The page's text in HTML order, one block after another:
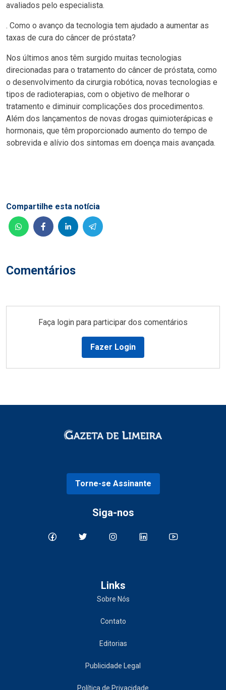
avaliados pelo especialista.
. Como o avanço da tecnologia tem ajudado a aumentar as
taxas de cura do câncer de próstata?
Nos últimos anos têm surgido muitas tecnologias
direcionadas para o tratamento do câncer de próstata, como
o desenvolvimento da cirurgia robótica, novas tecnologias e
tipos de radioterapias, com o objetivo de melhorar o
tratamento e diminuir complicações dos procedimentos.
Além dos lançamentos de novas drogas quimioterápicas e
hormonais, que têm proporcionado aumento do tempo de
sobrevida e alívio dos sintomas em doença mais avançada.
Comentários
Compartilhe esta notícia
Faça login para participar dos comentários
Fazer Login
Torne-se Assinante
Siga-nos
Links
Sobre Nós
Contato
Editorias
Publicidade Legal
Política de Privacidade